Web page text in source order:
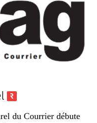
du Courrier débute